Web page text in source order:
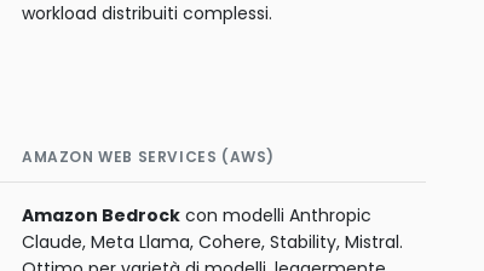
workload distribuiti complessi.
AMAZON WEB SERVICES (AWS)
Amazon Bedrock con modelli Anthropic
Claude, Meta Llama, Cohere, Stability, Mistral.